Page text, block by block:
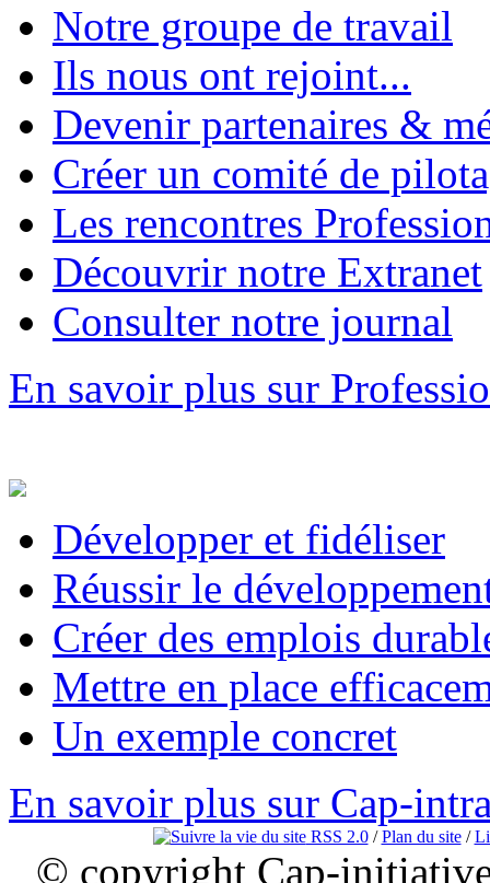
Notre groupe de travail
Ils nous ont rejoint...
Devenir partenaires &
Créer un comité de
Les rencontres
Découvrir notre Extranet
Consulter notre journal
En savoir plus sur
Développer et fidéliser
Réussir le
Créer des emplois
Mettre en place
Un exemple concret
En savoir plus sur Cap-
RSS 2.0/Plan du site/
© copyright Cap-